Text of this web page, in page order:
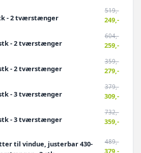
- 2 tværstænger
519,-
249,-
stk - 2 tværstænger
604,-
259,-
stk - 2 tværstænger
359,-
279,-
stk - 3 tværstænger
379,-
309,-
stk - 3 tværstænger
732,-
359,-
til vindue, justerbar 430-
489,-
379,-